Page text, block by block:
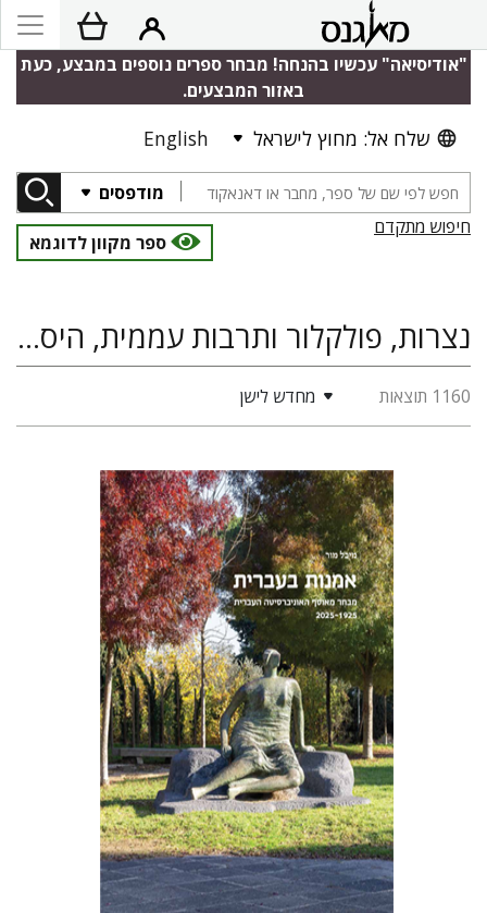
"אודיסיאה" עכשיו בהנחה! מבחר ספרים נוספים במבצע, כעת
באזור המבצעים.
שלח אל: מחוץ לישראל English
מודפסים
חיפוש מתקדם
ספר מקוון לדוגמא
נצרות, פולקלור ותרבות עממית, היסטוריה, אירופה
1160 תוצאות מחדש לישן
מיכל מור